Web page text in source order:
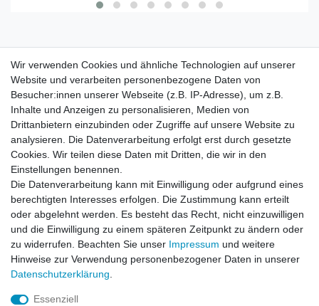
Wir verwenden Cookies und ähnliche Technologien auf unserer
Website und verarbeiten personenbezogene Daten von
Besucher:innen unserer Webseite (z.B. IP-Adresse), um z.B.
Inhalte und Anzeigen zu personalisieren, Medien von
Drittanbietern einzubinden oder Zugriffe auf unsere Website zu
analysieren. Die Datenverarbeitung erfolgt erst durch gesetzte
Cookies. Wir teilen diese Daten mit Dritten, die wir in den
Einstellungen benennen.
Die Datenverarbeitung kann mit Einwilligung oder aufgrund eines
berechtigten Interesses erfolgen. Die Zustimmung kann erteilt
oder abgelehnt werden. Es besteht das Recht, nicht einzuwilligen
und die Einwilligung zu einem späteren Zeitpunkt zu ändern oder
zu widerrufen. Beachten Sie unser Impressum und weitere
Hinweise zur Verwendung personenbezogener Daten in unserer
Daten­schutz­erklärung
Essenziell
Impressum Daten­schutz­erklärung AGB
Barrierefreiheitserklärung
Vertrag widerrufen Kontakt
Wir verwenden Cookies und ähnliche Technologien auf unserer
Website und verarbeiten personenbezogene Daten von
Besucher:innen unserer Webseite (z.B. IP-Adresse), um z.B.
Inhalte und Anzeigen zu personalisieren, Medien von
Drittanbietern einzubinden oder Zugriffe auf unsere Website zu
analysieren. Die Datenverarbeitung erfolgt erst durch gesetzte
Cookies. Wir teilen diese Daten mit Dritten, die wir in den
Einstellungen benennen.
Die Datenverarbeitung kann mit Einwilligung oder aufgrund eines
berechtigten Interesses erfolgen. Die Zustimmung kann erteilt
oder abgelehnt werden. Es besteht das Recht, nicht einzuwilligen
und die Einwilligung zu einem späteren Zeitpunkt zu ändern oder
zu widerrufen. Beachten Sie unser Impressum und weitere
Hinweise zur Verwendung personenbezogener Daten in unserer
Daten­schutz­erklärung
Essenziell
Impressum